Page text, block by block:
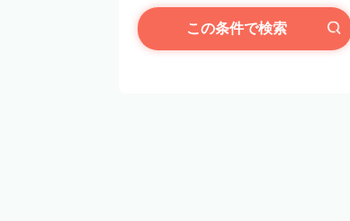
この条件で検索